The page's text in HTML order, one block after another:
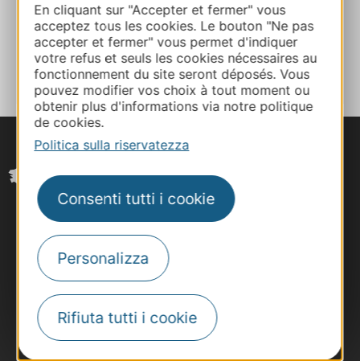
En cliquant sur "Accepter et fermer" vous
acceptez tous les cookies. Le bouton "Ne pas
accepter et fermer" vous permet d'indiquer
votre refus et seuls les cookies nécessaires au
fonctionnement du site seront déposés. Vous
pouvez modifier vos choix à tout moment ou
obtenir plus d'informations via notre politique
de cookies.
Politica sulla riservatezza
Consenti tutti i cookie
Personalizza
Rifiuta tutti i cookie
AGGIUNGI
AL TACCUINO